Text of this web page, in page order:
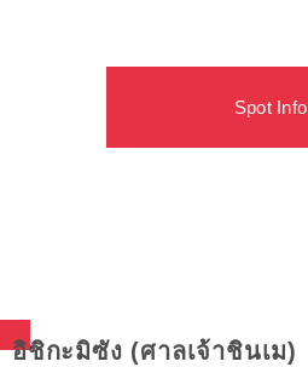
Spot Info
อิชิกะมิซัง (ศาลเจ้าชินเม)